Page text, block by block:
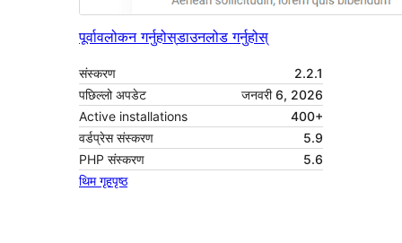
पूर्वावलोकन गर्नुहोस्डाउनलोड गर्नुहोस्
संस्करण
2.2.1
पछिल्लो अपडेट
जनवरी 6, 2026
Active installations
400+
वर्डप्रेस संस्करण
5.9
PHP संस्करण
5.6
थिम गृहपृष्ठ